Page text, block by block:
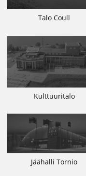
Talo Coull
Kulttuuritalo
Jäähalli Tornio